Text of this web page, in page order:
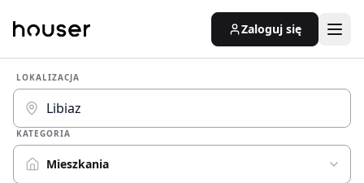
Zaloguj się
LOKALIZACJA
KATEGORIA
Mieszkania